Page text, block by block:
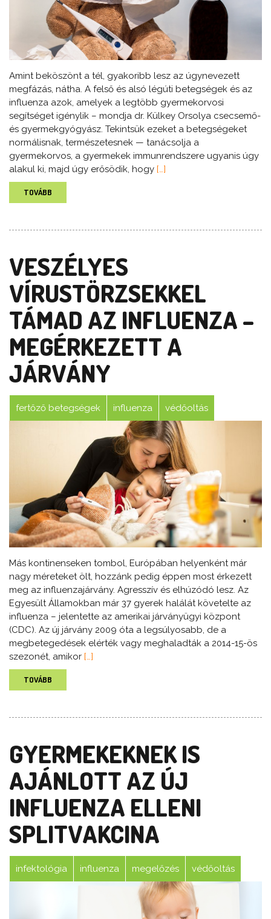
Amint beköszönt a tél, gyakoribb lesz az úgynevezett
megfázás, nátha. A felső és alsó légúti betegségek és az
influenza azok, amelyek a legtöbb gyermekorvosi
segítséget igénylik – mondja dr. Külkey Orsolya csecsemő-
és gyermekgyógyász. Tekintsük ezeket a betegségeket
normálisnak, természetesnek — tanácsolja a
gyermekorvos, a gyermekek immunrendszere ugyanis úgy
alakul ki, majd úgy erősödik, hogy […]
TOVÁBB
VESZÉLYES
VÍRUSTÖRZSEKKEL
TÁMAD AZ INFLUENZA –
MEGÉRKEZETT A
JÁRVÁNY
fertőző betegségek influenza védőoltás
Más kontinenseken tombol, Európában helyenként már
nagy méreteket ölt, hozzánk pedig éppen most érkezett
meg az influenzajárvány. Agresszív és elhúzódó lesz. Az
Egyesült Államokban már 37 gyerek halálát követelte az
influenza – jelentette az amerikai járványügyi központ
(CDC). Az új járvány 2009 óta a legsúlyosabb, de a
megbetegedések elérték vagy meghaladták a 2014-15-ös
szezonét, amikor […]
TOVÁBB
GYERMEKEKNEK IS
AJÁNLOTT AZ ÚJ
INFLUENZA ELLENI
SPLITVAKCINA
infektológia influenza megelőzés védőoltás